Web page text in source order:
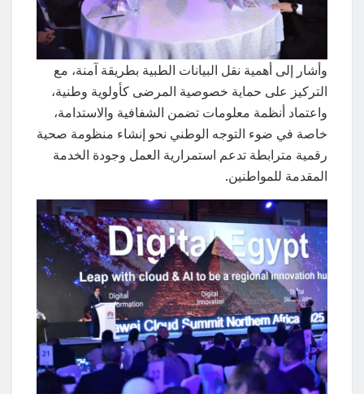
وأشار إلى أهمية نقل البيانات الطبية بطريقة آمنة، مع
التركيز على حماية خصوصية المرضى كأولوية وطنية،
واعتماد أنظمة معلومات تضمن الشفافية والاستدامة،
خاصة في ضوء التوجه الوطني نحو إنشاء منظومة صحية
رقمية مترابطة تدعم استمرارية العمل وجودة الخدمة
المقدمة للمواطنين.